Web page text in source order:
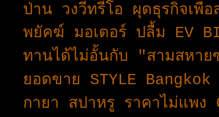
ป่าน วงวีทรีโอ ผุดธุรกิจเ
พยัคฆ์ มอเตอร์ ปลื้ม EV
ทานได้ไม่อั้นกับ "สามสหาย
ยอดขาย STYLE
กายา สปาหรู ราคาไม่แพ